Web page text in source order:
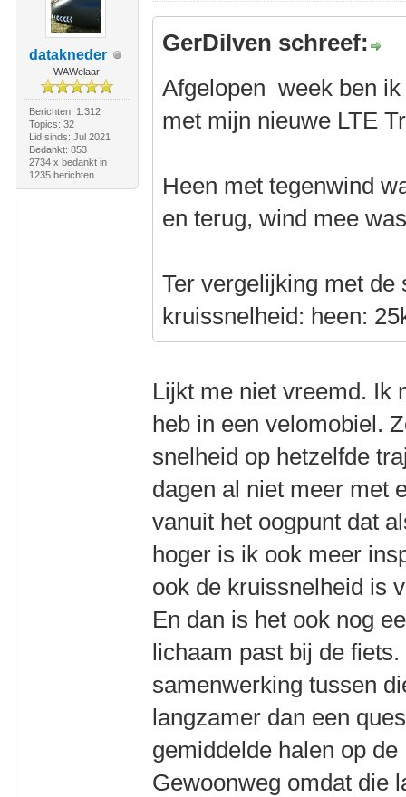
datakneder
WAWelaar
Berichten: 1.312
Topics: 32
Lid sinds: Jul 2021
Bedankt: 853
2734 x bedankt in
1235 berichten
GerDilven schreef:
Afgelopen week ben
met mijn nieuwe LTE
Heen met tegenwind
en terug, wind mee
Ter vergelijking met
kruissnelheid: heen:
Lijkt me niet vreemd. Ik
heb in een velomobiel.
snelheid op hetzelfde
dagen al niet meer met
vanuit het oogpunt dat
hoger is ik ook meer
ook de kruissnelheid is
En dan is het ook nog
lichaam past bij de
samenwerking tussen
langzamer dan een
gemiddelde halen op
Gewoonweg omdat die